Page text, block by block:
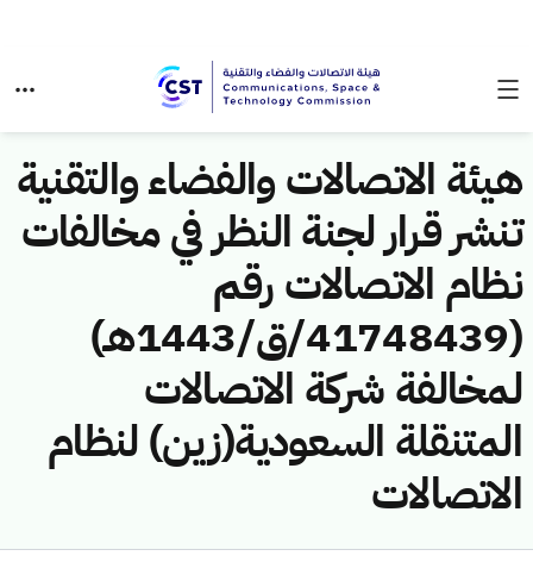
هيئة الاتصالات والفضاء والتقنية
تنشر قرار لجنة النظر في مخالفات
نظام الاتصالات رقم
(41748439/ق/1443هـ)
لمخالفة شركة الاتصالات
المتنقلة السعودية(زين) لنظام
الاتصالات